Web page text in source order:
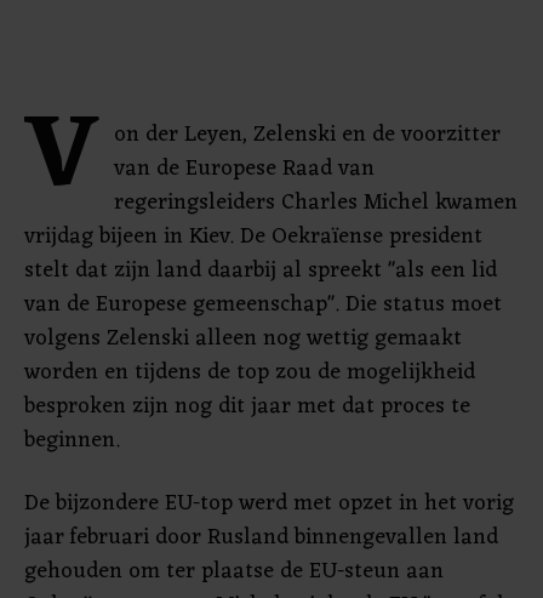
V on der Leyen, Zelenski en de voorzitter
van de Europese Raad van
regeringsleiders Charles Michel kwamen
vrijdag bijeen in Kiev. De Oekraïense president
stelt dat zijn land daarbij al spreekt "als een lid
van de Europese gemeenschap". Die status moet
volgens Zelenski alleen nog wettig gemaakt
worden en tijdens de top zou de mogelijkheid
besproken zijn nog dit jaar met dat proces te
beginnen.
De bijzondere EU-top werd met opzet in het vorig
jaar februari door Rusland binnengevallen land
gehouden om ter plaatse de EU-steun aan